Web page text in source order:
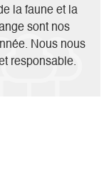
la faune et la
sont nos
Nous nous
responsable.